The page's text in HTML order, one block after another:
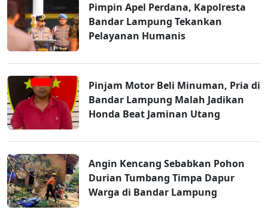
Pimpin Apel Perdana, Kapolresta
Bandar Lampung Tekankan
Pelayanan Humanis
Pinjam Motor Beli Minuman, Pria di
Bandar Lampung Malah Jadikan
Honda Beat Jaminan Utang
Angin Kencang Sebabkan Pohon
Durian Tumbang Timpa Dapur
Warga di Bandar Lampung